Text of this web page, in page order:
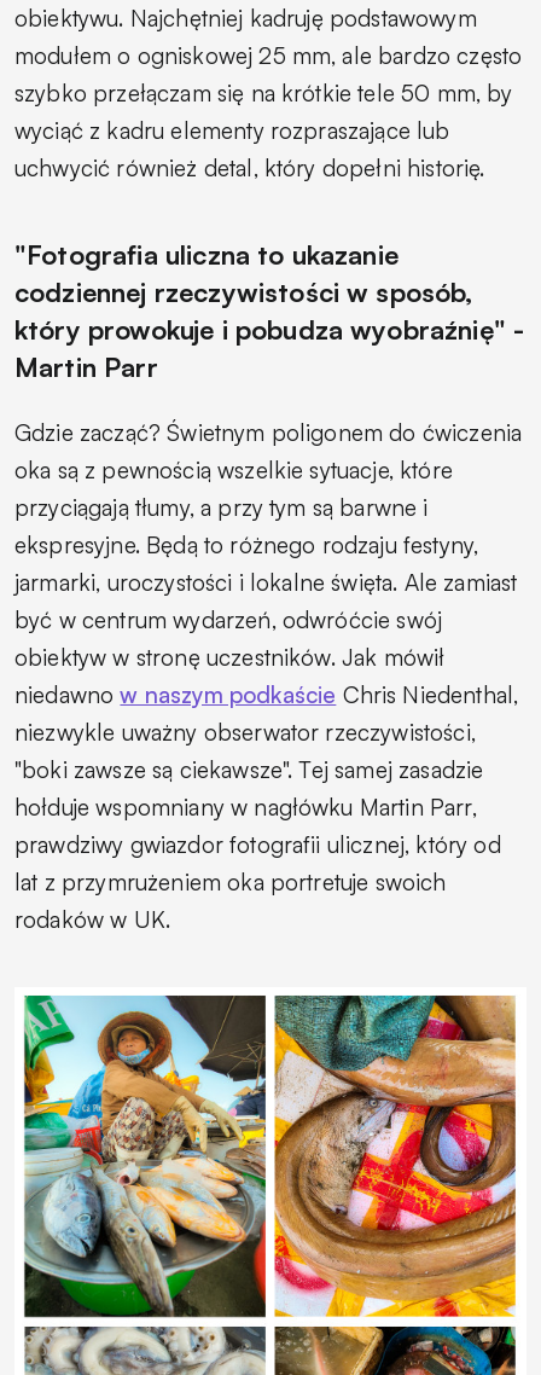
obiektywu. Najchętniej kadruję podstawowym
modułem o ogniskowej 25 mm, ale bardzo często
szybko przełączam się na krótkie tele 50 mm, by
wyciąć z kadru elementy rozpraszające lub
uchwycić również detal, który dopełni historię.
"Fotografia uliczna to ukazanie
codziennej rzeczywistości w sposób,
który prowokuje i pobudza wyobraźnię" -
Martin Parr
Gdzie zacząć? Świetnym poligonem do ćwiczenia
oka są z pewnością wszelkie sytuacje, które
przyciągają tłumy, a przy tym są barwne i
ekspresyjne. Będą to różnego rodzaju festyny,
jarmarki, uroczystości i lokalne święta. Ale zamiast
być w centrum wydarzeń, odwróćcie swój
obiektyw w stronę uczestników. Jak mówił
niedawnow naszym podkaście Chris Niedenthal,
niezwykle uważny obserwator rzeczywistości,
"boki zawsze są ciekawsze". Tej samej zasadzie
hołduje wspomniany w nagłówku Martin Parr,
prawdziwy gwiazdor fotografii ulicznej, który od
lat z przymrużeniem oka portretuje swoich
rodaków w UK.